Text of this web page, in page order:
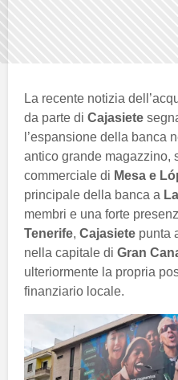
La recente notizia
da parte di Cajasiete
l’espansione della banca
antico grande magazzino,
commerciale di Mesa e
principale della banca a
membri e una forte
Tenerife, Cajasiete punta
nella capitale di Gran
ulteriormente la propria
finanziario locale.